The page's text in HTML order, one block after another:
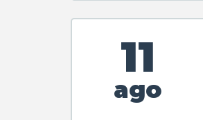
11
ago